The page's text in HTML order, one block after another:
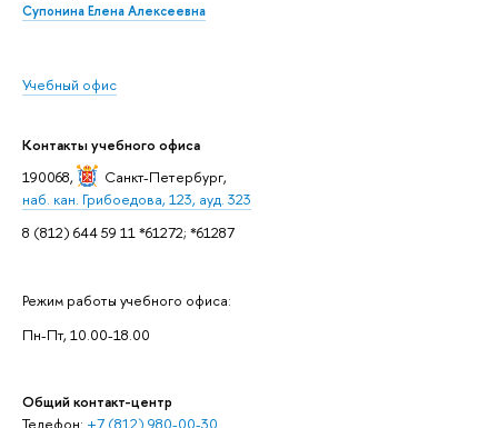
Супонина Елена Алексеевна
Учебный офис
Контакты учебного офиса
190068,
Санкт-Петербург,
наб. кан. Грибоедова, 123, ауд. 323
8 (812) 644 59 11 *61272; *61287
Режим работы учебного офиса:
Пн-Пт, 10.00-18.00
Общий контакт-центр
Телефон: +7 (812) 980-00-30